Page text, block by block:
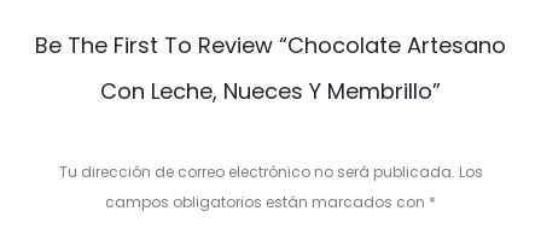
R
e
Be The First To Review “Chocolate Artesano
Con Leche, Nueces Y Membrillo”
Tu dirección de correo electrónico no será publicada. Los
campos obligatorios están marcados con *